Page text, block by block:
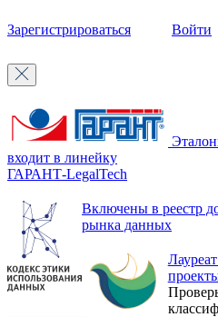
Зарегистрироваться Войти
входит в линейку
ГАРАНТ-LegalTech
Включены в реестр
рынка данных